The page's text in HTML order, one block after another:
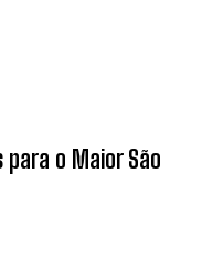
o Maior São